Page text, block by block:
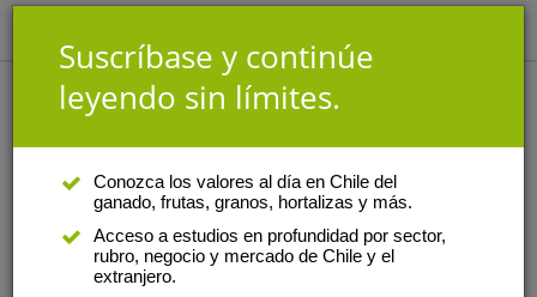
Raúl Araya
Es jefe del Departamento de
Suscríbase y continúe
leyendo sin límites.
Conozca los valores al día en Chile del
ganado, frutas, granos, hortalizas y más.
Acceso a estudios en profundidad por sector,
rubro, negocio y mercado de Chile y el
extranjero.